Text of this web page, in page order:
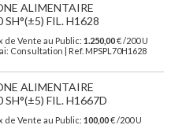
ALIMENTAIRE
SH°(±5) FIL. H1628
de Vente au Public: 1.250,00€ /200 U
Consultation | Ref. MPSPL70H1628
ALIMENTAIRE
SH°(±5) FIL. H1667D
de Vente au Public: 100,00€ /200 U